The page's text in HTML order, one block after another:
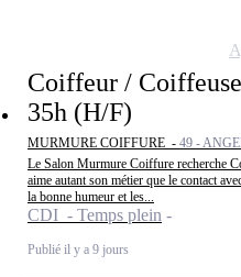
Coiffeur /
35h (H/F)
MURMURE COIFFURE - 49 -
Le Salon Murmure Coiffure recherche
aime autant son métier que le contact
la bonne humeur et les...
CDI - Temps plein
Publié il y a 9 jours